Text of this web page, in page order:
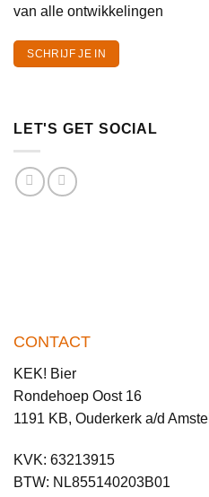
van alle ontwikkelingen
SCHRIJF JE IN
LET'S GET SOCIAL
CONTACT
KEK! Bier
Rondehoep Oost 16
1191 KB, Ouderkerk a/d Amstel
KVK: 63213915
BTW: NL855140203B01